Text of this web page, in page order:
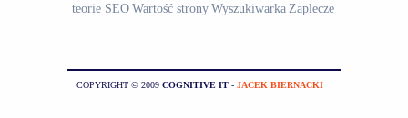
teorie SEOWartość stronyWyszukiwarka Zaplecze
COPYRIGHT © 2009 COGNITIVE IT - JACEK BIERNACKI